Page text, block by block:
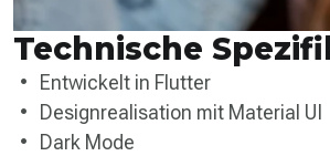
Technische
Entwickelt in Flutter
Designrealisation mit Material UI
Dark Mode